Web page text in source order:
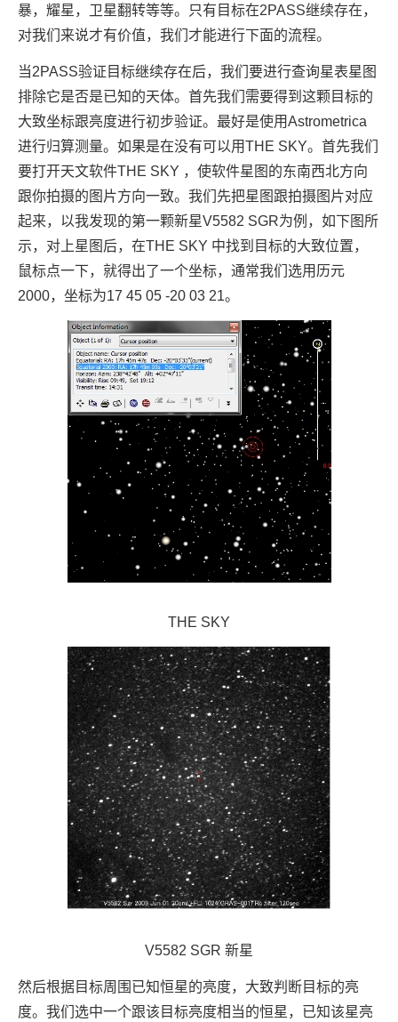
暴，耀星，卫星翻转等等。只有目标在2PASS继续存在，
对我们来说才有价值，我们才能进行下面的流程。
当2PASS验证目标继续存在后，我们要进行查询星表星图
排除它是否是已知的天体。首先我们需要得到这颗目标的
大致坐标跟亮度进行初步验证。最好是使用Astrometrica
进行归算测量。如果是在没有可以用THE SKY。首先我们
要打开天文软件THE SKY ，使软件星图的东南西北方向
跟你拍摄的图片方向一致。我们先把星图跟拍摄图片对应
起来，以我发现的第一颗新星V5582 SGR为例，如下图所
示，对上星图后，在THE SKY 中找到目标的大致位置，
鼠标点一下，就得出了一个坐标，通常我们选用历元
2000，坐标为17 45 05 -20 03 21。
THE SKY
V5582 SGR 新星
然后根据目标周围已知恒星的亮度，大致判断目标的亮
度。我们选中一个跟该目标亮度相当的恒星，已知该星亮